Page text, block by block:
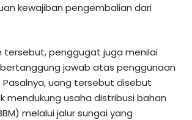
kewajiban pengembalian dari
tersebut, penggugat juga menilai
jawab atas penggunaan
uang tersebut disebut
mendukung usaha distribusi bahan
melalui jalur sungai yang